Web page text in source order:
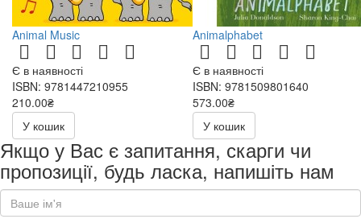
Animal Music
Є в наявності
ISBN: 9781447210955
210.00₴
У кошик
Animalphabet
Є в наявності
ISBN: 9781509801640
573.00₴
У кошик
Якщо у Вас є запитання, скарги чи
пропозиції, будь ласка, напишіть нам